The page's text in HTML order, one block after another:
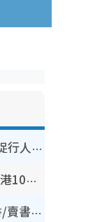
警方即日起全港大執法！捉行人亂過馬路+司機不專注駕駛！亂過馬路罰$2000
洗牙平靚正推介2026︱全港10大牙科診所/醫院懶人包 夜診至8點/鎮靜潔牙/醫療券適用
捐書2026︱全港13大捐書/賣書地點懶人包 二手課本最高$150＋舊書換免費咖啡/戲票